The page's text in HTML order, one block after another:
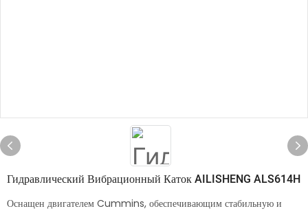
Гидравлический Вибрационный Каток AILISHENG ALS614H
Оснащен двигателем Cummins, обеспечивающим стабильную и